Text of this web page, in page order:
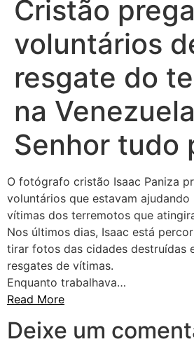
Cristão
voluntários
resgate do
na
Senhor tudo
O fotógrafo cristão Isaac Paniza
voluntários que estavam
vítimas dos terremotos que
Nos últimos dias, Isaac está
tirar fotos das cidades destruídas
resgates de vítimas.
Enquanto trabalhava…
Read More
Deixe um